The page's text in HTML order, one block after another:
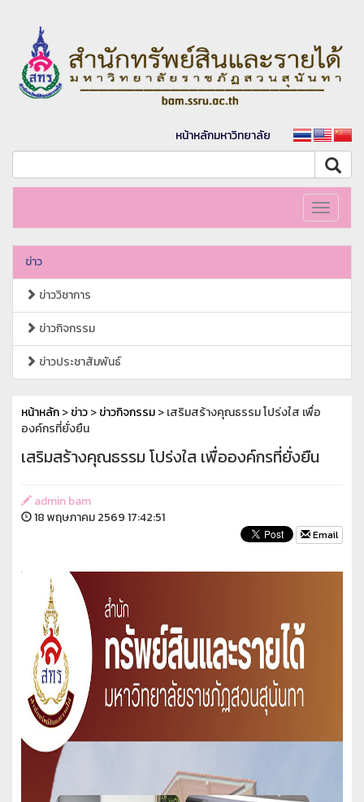
หน้าหลักมหาวิทยาลัย
Toggle
ข่าว
ข่าววิชาการ
ข่าวกิจกรรม
ข่าวประชาสัมพันธ์
หน้าหลัก>ข่าว>ข่าวกิจกรรม> เสริมสร้างคุณธรรม โปร่งใส เพื่อ
องค์กรที่ยั่งยืน
เสริมสร้างคุณธรรม โปร่งใส เพื่อองค์กรที่ยั่งยืน
admin bam
18 พฤษภาคม 2569 17:42:51
Email